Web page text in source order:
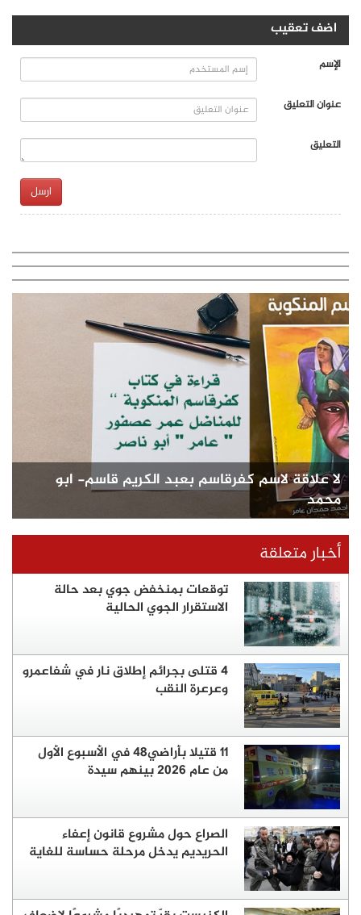
اضف تعقيب
الإسم
عنوان التعليق
التعليق
ارسل
لا علاقة لاسم كفرقاسم بعبد الكريم قاسم- ابو
محمد
أخبار متعلقة
توقعات بمنخفض جوي بعد حالة
الاستقرار الجوي الحالية
4 قتلى بجرائم إطلاق نار في شفاعمرو
وعرعرة النقب
11 قتيلا بأراضي48 في الأسبوع الأول
من عام 2026 بينهم سيدة
الصراع حول مشروع قانون إعفاء
الحريديم يدخل مرحلة حساسة للغاية